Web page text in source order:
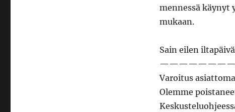
mennessä käynyt
mukaan.
Sain eilen
Varoitus
Olemme